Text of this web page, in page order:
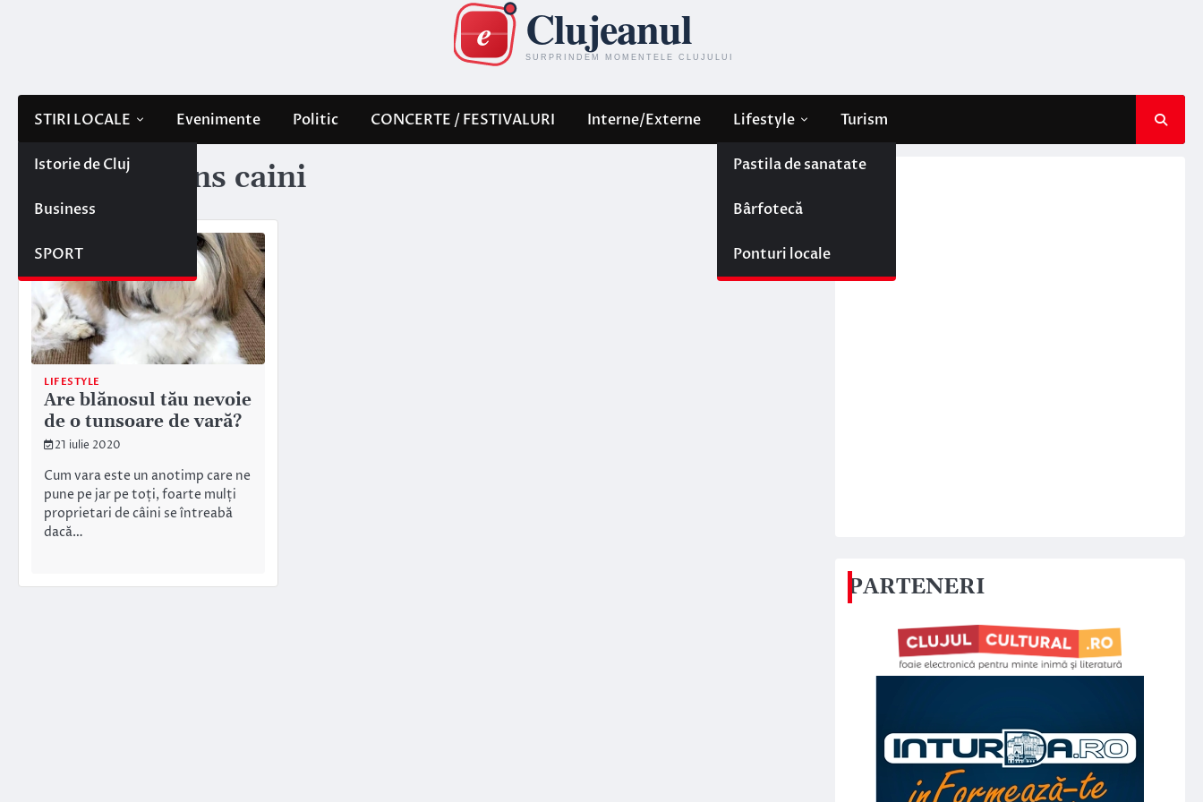
STIRI LOCALE
Istorie de Cluj
Business
SPORT
Evenimente Politic CONCERTE / FESTIVALURI Interne/Externe Lifestyle
Pastila de sanatate
Bârfotecă
Ponturi locale
Turism
Etichetă: tuns caini
LIFESTYLE
Are blănosul tău nevoie
de o tunsoare de vară?
21 iulie 2020
Cum vara este un anotimp care ne
pune pe jar pe toți, foarte mulți
proprietari de câini se întreabă
dacă…
PARTENERI